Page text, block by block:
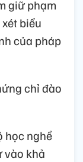
giữ phạm
biểu
của pháp
chỉ đào
học nghề
vào khả